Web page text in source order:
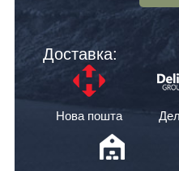
Доставка:
Нова пошта